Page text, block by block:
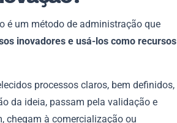
é um método de administração que
inovadores e usá-los como recursos
processos claros, bem definidos,
da ideia, passam pela validação e
chegam à comercialização ou